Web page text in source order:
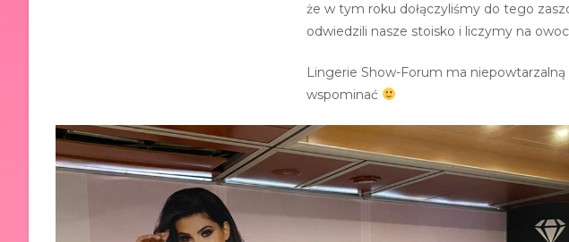
że w tym roku dołączyliśmy do tego
odwiedzili nasze stoisko i liczymy na
Lingerie Show-Forum ma
wspominać